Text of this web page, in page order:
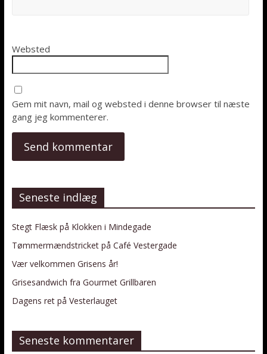
Websted
Gem mit navn, mail og websted i denne browser til næste
gang jeg kommenterer.
Seneste indlæg
Stegt Flæsk på Klokken i Mindegade
Tømmermændstricket på Café Vestergade
Vær velkommen Grisens år!
Grisesandwich fra Gourmet Grillbaren
Dagens ret på Vesterlauget
Seneste kommentarer